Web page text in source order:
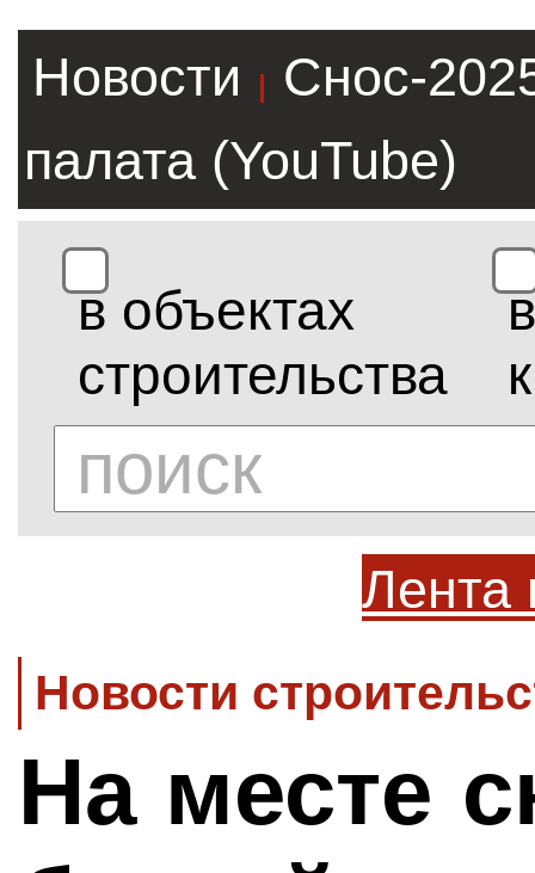
Новости |
Снос-
палата (YouTube)
в объектах
строительства
в
Лента
Новости
На месте